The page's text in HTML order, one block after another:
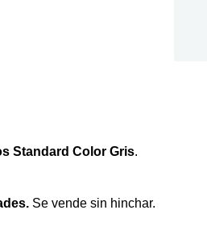
Standard Color Gris.
Se vende sin hinchar.